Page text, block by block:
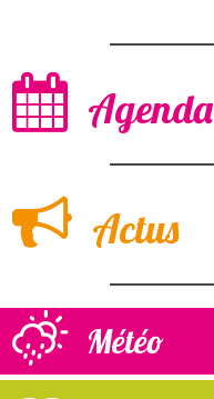
Agenda
Actus
Météo